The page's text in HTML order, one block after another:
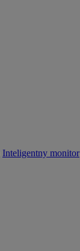
Inteligentny monitor